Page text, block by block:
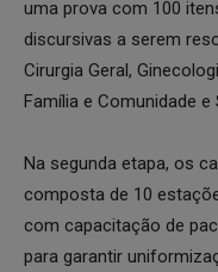
uma prova com 100
discursivas a serem
Cirurgia Geral,
Família e Comunidade e
Na segunda etapa, os
composta de 10
com capacitação de
para garantir